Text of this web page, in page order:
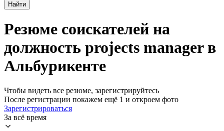
Найти
Резюме соискателей на
должность projects manager в
Альбурикенте
Чтобы видеть все резюме, зарегистрируйтесь
После регистрации покажем ещё 1 и откроем фото
Зарегистрироваться
За всё время